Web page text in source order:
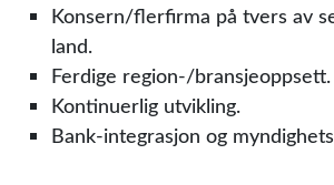
Konsern/flerfirma på tvers av
land.
Ferdige region-/bransjeoppsett.
Kontinuerlig utvikling.
Bank-integrasjon og